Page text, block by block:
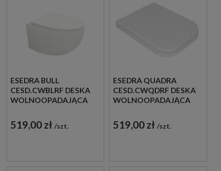
ESEDRA BULL
CESD.CWBLRF DESKA
WOLNOOPADAJĄCA
519,00 zł szt.
ESEDRA QUADRA
CESD.CWQDRF DESKA
WOLNOOPADAJĄCA
519,00 zł szt.